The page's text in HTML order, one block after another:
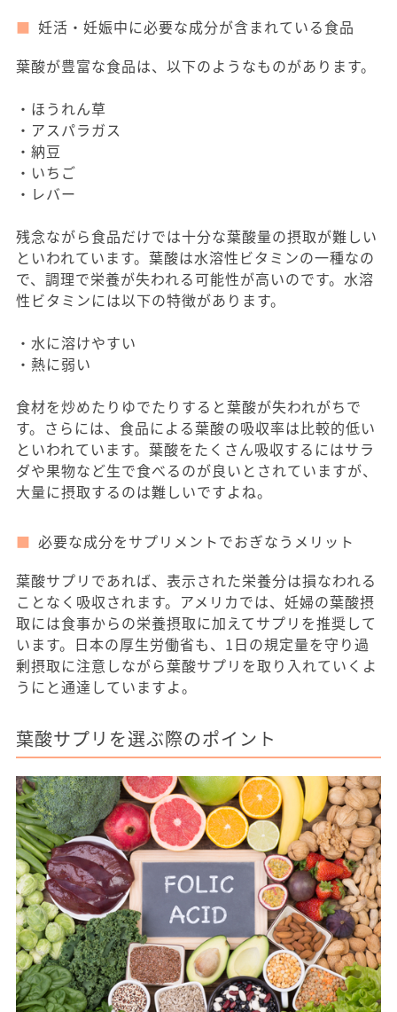
妊活・妊娠中に必要な成分が含まれている食品
葉酸が豊富な食品は、以下のようなものがあります。
・ほうれん草
・アスパラガス
・納豆
・いちご
・レバー
残念ながら食品だけでは十分な葉酸量の摂取が難しい
といわれています。葉酸は水溶性ビタミンの一種なの
で、調理で栄養が失われる可能性が高いのです。水溶
性ビタミンには以下の特徴があります。
・水に溶けやすい
・熱に弱い
食材を炒めたりゆでたりすると葉酸が失われがちで
す。さらには、食品による葉酸の吸収率は比較的低い
といわれています。葉酸をたくさん吸収するにはサラ
ダや果物など生で食べるのが良いとされていますが、
大量に摂取するのは難しいですよね。
必要な成分をサプリメントでおぎなうメリット
葉酸サプリであれば、表示された栄養分は損なわれる
ことなく吸収されます。アメリカでは、妊婦の葉酸摂
取には食事からの栄養摂取に加えてサプリを推奨して
います。日本の厚生労働省も、1日の規定量を守り過
剰摂取に注意しながら葉酸サプリを取り入れていくよ
うにと通達していますよ。
葉酸サプリを選ぶ際のポイント